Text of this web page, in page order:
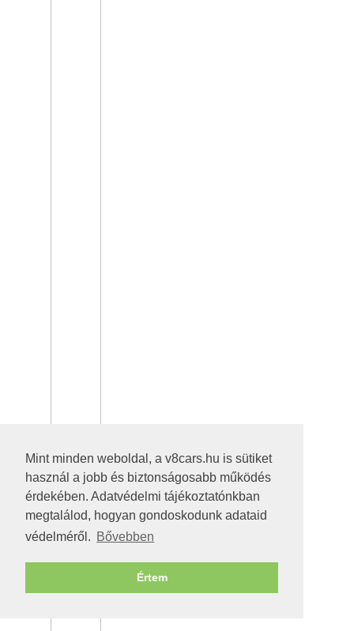
Mint minden weboldal, a v8cars.hu is sütiket
használ a jobb és biztonságosabb működés
érdekében. Adatvédelmi tájékoztatónkban
megtalálod, hogyan gondoskodunk adataid
védelméről. Bővebben
Értem